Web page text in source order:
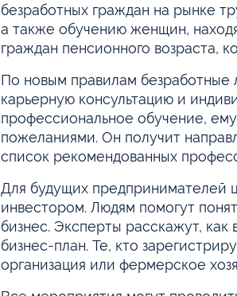
безработных граждан на рынке
а также обучению женщин,
граждан пенсионного возраста,
По новым правилам безработные
карьерную консультацию и
профессиональное обучение,
пожеланиями. Он получит
список рекомендованных
Для будущих предпринимателей
инвестором. Людям помогут
бизнес. Эксперты расскажут, как
бизнес-план. Те, кто
организация или фермерское